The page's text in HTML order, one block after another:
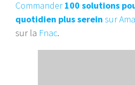
Commander100 solutions
quotidien plus serein sur
sur la Fnac.